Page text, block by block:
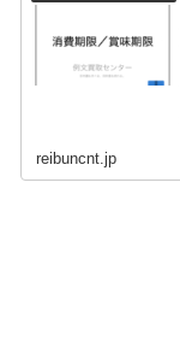
reibuncnt.jp